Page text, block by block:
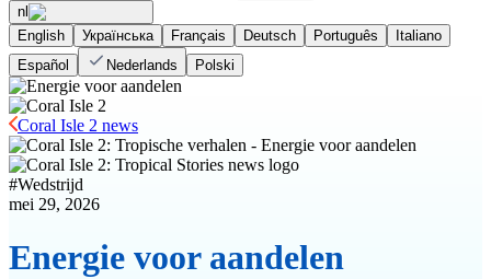
nl
English
Українська Français Deutsch Português
Italiano
Español
Nederlands Polski
Coral Isle 2 news
#Wedstrijd
mei 29, 2026
Energie voor aandelen